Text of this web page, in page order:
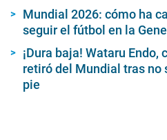
Mundial 2026: cómo ha
seguir el fútbol en la
¡Dura baja! Wataru Endo,
retiró del Mundial tras no
pie